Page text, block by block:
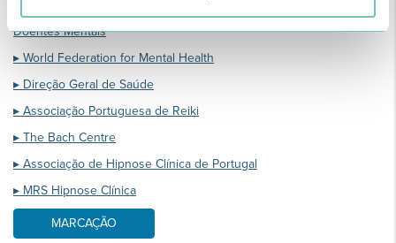
▸ FNERDM/ Federação Nacional de Entidades da Reabilitação do
Doentes Mentais
▸ World Federation for Mental Health
▸ Direção Geral de Saúde
▸ Associação Portuguesa de Reiki
▸ The Bach Centre
▸ Associação de Hipnose Clínica de Portugal
▸ MRS Hipnose Clínica
MARCAÇÃO